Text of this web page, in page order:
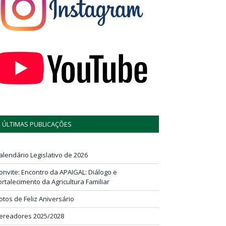
ÚLTIMAS PUBLICAÇÕES
Legislativo de 2026
Encontro da APAIGAL: Diálogo e
da Agricultura Familiar
de Feliz Aniversário
2025/2028